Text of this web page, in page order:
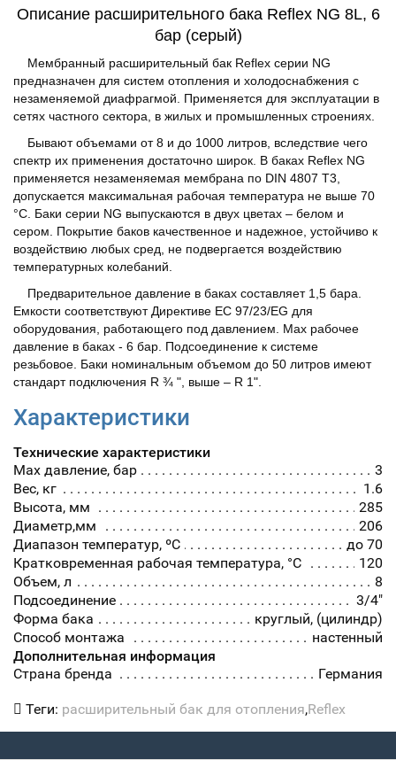
Описание расширительного бака Reflex NG 8L, 6
бар (серый)
Мембранный расширительный бак Reflex серии NG
предназначен для систем отопления и холодоснабжения с
незаменяемой диафрагмой. Применяется для эксплуатации в
сетях частного сектора, в жилых и промышленных строениях.
Бывают объемами от 8 и до 1000 литров, вследствие чего
спектр их применения достаточно широк. В баках Reflex NG
применяется незаменяемая мембрана по DIN 4807 T3,
допускается максимальная рабочая температура не выше 70
°C. Баки серии NG выпускаются в двух цветах – белом и
сером. Покрытие баков качественное и надежное, устойчиво к
воздействию любых сред, не подвергается воздействию
температурных колебаний.
Предварительное давление в баках составляет 1,5 бара.
Емкости соответствуют Директиве ЕС 97/23/EG для
оборудования, работающего под давлением. Max рабочее
давление в баках - 6 бар. Подсоединение к системе
резьбовое. Баки номинальным объемом до 50 литров имеют
стандарт подключения R ¾ ", выше – R 1".
Характеристики
Технические характеристики
Max давление, бар
3
Вес, кг
1.6
Высота, мм
285
Диаметр,мм
206
Диапазон температур, ºC
до 70
Кратковременная рабочая температура, °C
120
Объем, л
8
Подсоединение
3/4"
Форма бака
круглый, (цилиндр)
Способ монтажа
настенный
Дополнительная информация
Страна бренда
Германия
Теги: расширительный бак для отопления,Reflex